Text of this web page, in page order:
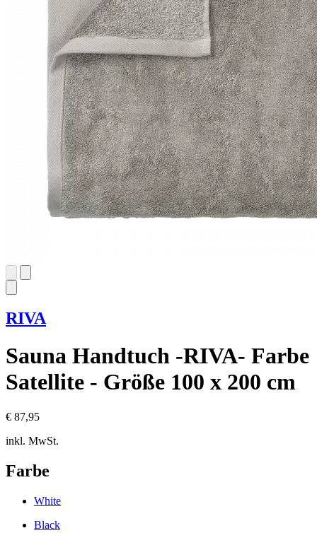
RIVA
Sauna Handtuch -RIVA- Farbe
Satellite - Größe 100 x 200 cm
€ 87,95
inkl. MwSt.
Farbe
White
Black